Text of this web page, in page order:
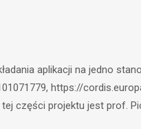
aplikacji na jedno
https://
tej części projektu jest prof.